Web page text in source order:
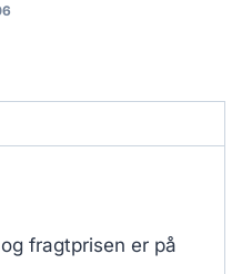
og fragtprisen er på